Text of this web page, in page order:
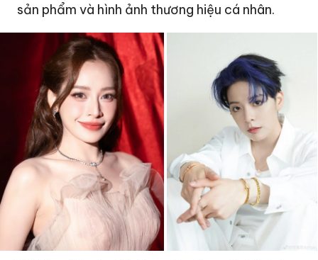
sản phẩm và hình ảnh thương hiệu cá nhân.